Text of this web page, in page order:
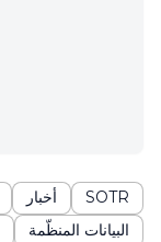
SOTR أخبار
البيانات المنظّمة